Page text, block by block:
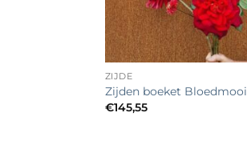
+
ZIJDE
Zijden boeket Bloedmooi
€145,55